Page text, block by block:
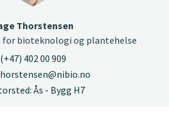
Thorstensen
for bioteknologi og plantehelse
(+47) 402 00 909
Ås - Bygg H7